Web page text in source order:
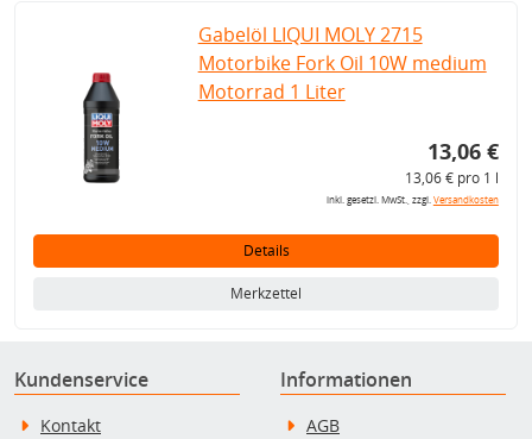
Gabelöl LIQUI MOLY 2715
Motorbike Fork Oil 10W medium
Motorrad 1 Liter
13,06 €
13,06 € pro 1 l
inkl. gesetzl. MwSt., zzgl.Versandkosten
Details
Merkzettel
Kundenservice
Kontakt
Informationen
AGB